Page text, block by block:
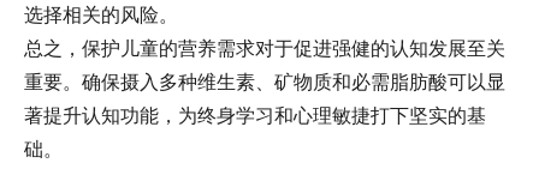
选择相关的风险。
总之，保护儿童的营养需求对于促进强健的认知发展至关
重要。确保摄入多种维生素、矿物质和必需脂肪酸可以显
著提升认知功能，为终身学习和心理敏捷打下坚实的基
础。